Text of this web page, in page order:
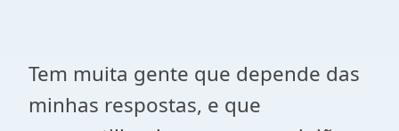
Tem muita gente que depende das
minhas respostas, e que